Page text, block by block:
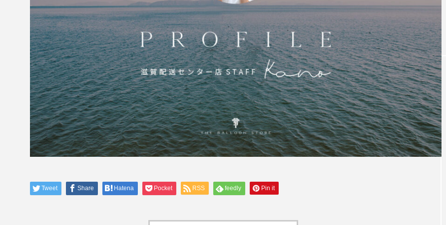
2022.11.01 2022.10.07
検索する
TAG LIST
3D car CGI example f1 girl header Image inner
tag theme thor world
Tweet Share Hatena Pocket RSS feedly Pin it